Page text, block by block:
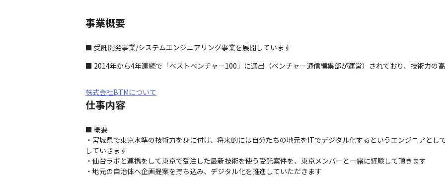
事業概要
■ 受託開発事業/システムエンジニアリング事業を展開しています
■ 2014年から4年連続で「ベストベンチャー100」に選出（ベンチャー通信編集部が運営）されており、技術力の
株式会社BTMについて
仕事内容
■ 概要
・宮城県で東京水準の技術力を身に付け、将来的には自分たちの地元をITでデジタル化するというエンジニアとし
していきます
・仙台ラボと連携をして東京で受注した最新技術を使う受託案件を、東京メンバーと一緒に経験して頂きます
・地元の自治体へ企画提案を持ち込み、デジタル化を推進していただきます